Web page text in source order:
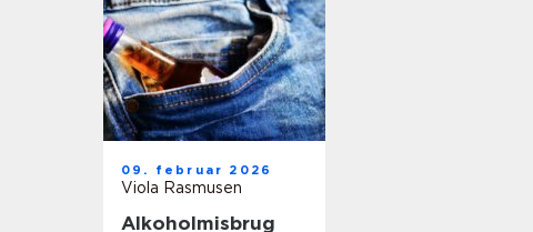
09. februar 2026
Viola Rasmusen
Alkoholmisbrug